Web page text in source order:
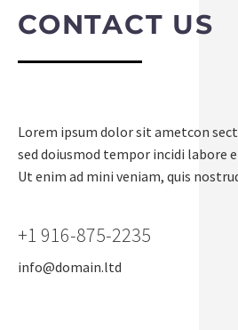
CONTACT US
Lorem ipsum dolor sit ametcon
sed doiusmod tempor incidi labore
Ut enim ad mini veniam, quis
+1 916-875-2235
info@domain.ltd